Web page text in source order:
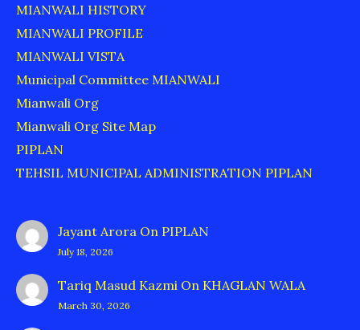
MIANWALI HISTORY
MIANWALI PROFILE
MIANWALI VISTA
Municipal Committee MIANWALI
Mianwali Org
Mianwali Org Site Map
PIPLAN
TEHSIL MUNICIPAL ADMINISTRATION PIPLAN
Jayant Arora On PIPLAN
July 18, 2026
Tariq Masud Kazmi On KHAGLAN WALA
March 30, 2026